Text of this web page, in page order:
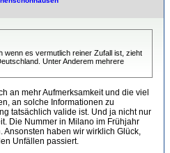
wenn es vermutlich reiner Zufall ist, zieht
Unter Anderem mehrere
an mehr Aufmerksamkeit und die viel
an solche Informationen zu
tatsächlich valide ist. Und ja nicht nur
Die Nummer in Milano im Frühjahr
haben wir wirklich Glück,
Unfällen passiert.